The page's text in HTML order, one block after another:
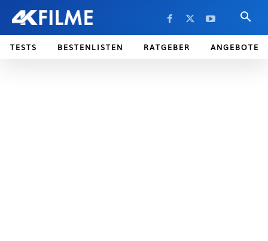
TESTS BESTENLISTEN RATGEBER ANGEBOTE